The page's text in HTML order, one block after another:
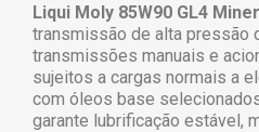
Liqui Moly 85W90 GL4
transmissão de alta pressão
transmissões manuais e
sujeitos a cargas normais a
com óleos base
garante lubrificação estável,